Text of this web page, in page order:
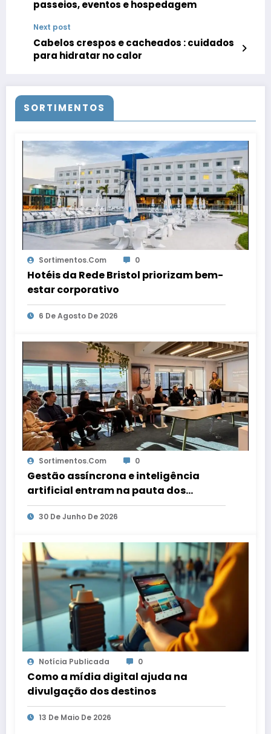
passeios, eventos e hospedagem
Next post
Cabelos crespos e cacheados : cuidados
para hidratar no calor
SORTIMENTOS
Sortimentos.com 0
Hotéis da Rede Bristol priorizam bem-
estar corporativo
6 De Agosto De 2026
Sortimentos.com 0
Gestão assíncrona e inteligência
artificial entram na pauta dos
escritórios de arquitetura gaúchos
30 De Junho De 2026
Notícia Publicada 0
Como a mídia digital ajuda na
divulgação dos destinos
13 De Maio De 2026